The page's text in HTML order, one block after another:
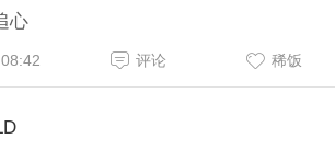
心
评论 稀饭